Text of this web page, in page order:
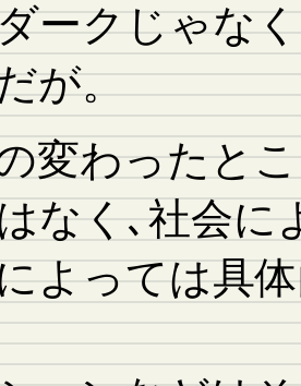
ークじゃな
が。
変わったと
なく､社会に
よっては具